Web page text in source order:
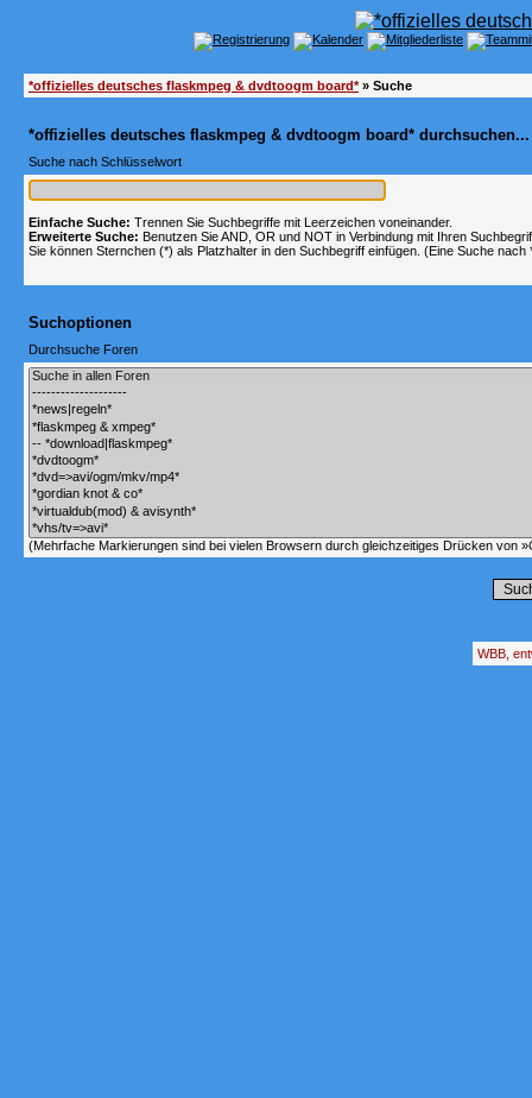
*offizielles deutsches flaskmpeg & dvdtoogm board*» Suche
*offizielles deutsches flaskmpeg & dvdtoogm board* durchsuchen...
Suche nach Schlüsselwort
Einfache Suche: Trennen Sie Suchbegriffe mit Leerzeichen voneinander.
Erweiterte Suche: Benutzen Sie AND, OR und NOT in Verbindung mit Ihren
Sie können Sternchen (*) als Platzhalter in den Suchbegriff einfügen. (Eine Suche
Suchoptionen
Durchsuche Foren
(Mehrfache Markierungen sind bei vielen Browsern durch gleichzeitiges Drücken von
WBB,